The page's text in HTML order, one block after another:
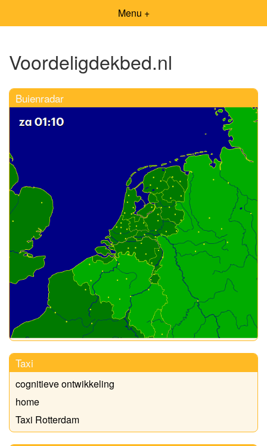
Menu +
Voordeligdekbed.nl
Buienradar
Taxi
cognitieve ontwikkeling
home
Taxi Rotterdam